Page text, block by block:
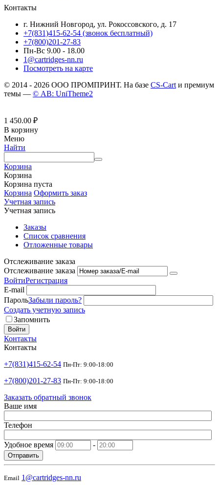
Контакты
г. Нижний Новгород, ул. Рокоссовского, д. 17
+7(831)415-62-54 (звонок бесплатный)
+7(800)201-27-83
Пн-Вс 9.00 - 18.00
1@cartridges-nn.ru
Посмотреть на карте
© 2014 - 2026 ООО ПРОМПРИНТ. На базе CS-Cart и премиум
темы — © AB: UniTheme2
1 450.00 ₽
В корзину
Меню
Найти
Корзина
Корзина
Корзина пуста
Корзина Оформить заказ
Учетная запись
Учетная запись
Заказы
Список сравнения
Отложенные товары
Отслеживание заказа
Отслеживание заказа
ВойтиРегистрация
E-mail
ПарольЗабыли пароль?
Создать учетную запись
Запомнить
Войти
Контакты
Контакты
+7(831)415-62-54 Пн-Пт: 9:00-18:00
+7(800)201-27-83 Пн-Пт: 9:00-18:00
Заказать обратный звонок
Ваше имя
Телефон
Удобное время -
Отправить
Email 1@cartridges-nn.ru